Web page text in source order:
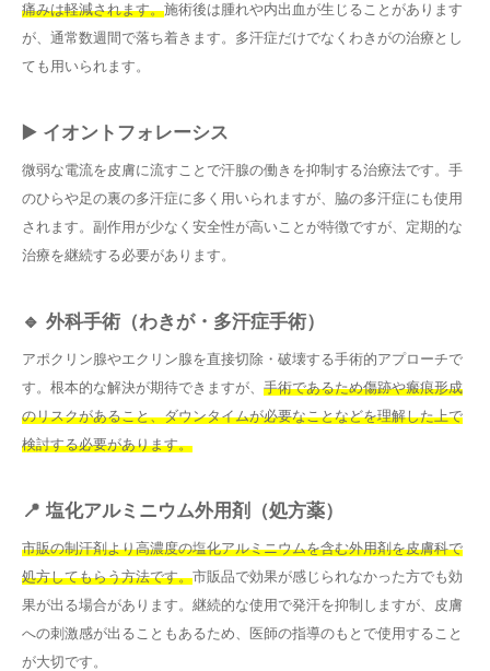
痛みは軽減されます。施術後は腫れや内出血が生じることがあります
が、通常数週間で落ち着きます。多汗症だけでなくわきがの治療とし
ても用いられます。
▶️ イオントフォレーシス
微弱な電流を皮膚に流すことで汗腺の働きを抑制する治療法です。手
のひらや足の裏の多汗症に多く用いられますが、脇の多汗症にも使用
されます。副作用が少なく安全性が高いことが特徴ですが、定期的な
治療を継続する必要があります。
🔹 外科手術（わきが・多汗症手術）
アポクリン腺やエクリン腺を直接切除・破壊する手術的アプローチで
す。根本的な解決が期待できますが、 手術であるため傷跡や瘢痕形成
のリスクがあること、ダウンタイムが必要なことなどを理解した上で
検討する必要があります。
📍 塩化アルミニウム外用剤（処方薬）
市販の制汗剤より高濃度の塩化アルミニウムを含む外用剤を皮膚科で
処方してもらう方法です。市販品で効果が感じられなかった方でも効
果が出る場合があります。継続的な使用で発汗を抑制しますが、皮膚
への刺激感が出ることもあるため、医師の指導のもとで使用すること
が大切です。